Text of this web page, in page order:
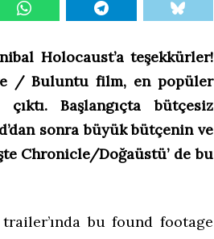
Holocaust’a teşekkürler!
/ Buluntu film, en popüler
Başlangıçta bütçesiz
sonra büyük bütçenin ve
Chronicle/Doğaüstü’ de bu
bu found footage